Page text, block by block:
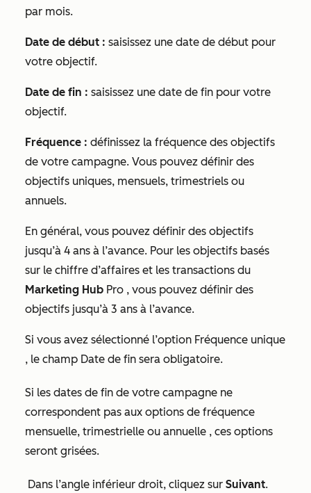
par mois.
Date de début : saisissez une date de début pour
votre objectif.
Date de fin : saisissez une date de fin pour votre
objectif.
Fréquence : définissez la fréquence des objectifs
de votre campagne. Vous pouvez définir des
objectifs uniques, mensuels, trimestriels ou
annuels.
En général, vous pouvez définir des objectifs
jusqu’à 4 ans à l’avance. Pour les objectifs basés
sur le chiffre d’affaires et les transactions du
Marketing Hub Pro , vous pouvez définir des
objectifs jusqu’à 3 ans à l’avance.
Si vous avez sélectionné l’option Fréquence unique
, le champ Date de fin sera obligatoire.
Si les dates de fin de votre campagne ne
correspondent pas aux options de fréquence
mensuelle, trimestrielle ou annuelle , ces options
seront grisées.
Dans l’angle inférieur droit, cliquez sur Suivant.